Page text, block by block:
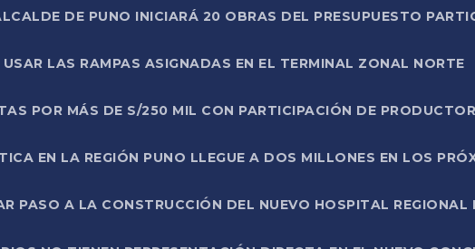
DE PUNO INICIARÁ 20 OBRAS DEL PRESUPUESTO
LAS RAMPAS ASIGNADAS EN EL TERMINAL ZONAL NORTE
POR MÁS DE S/250 MIL CON PARTICIPACIÓN DE
EN LA REGIÓN PUNO LLEGUE A DOS MILLONES EN LOS
PASO A LA CONSTRUCCIÓN DEL NUEVO HOSPITAL REGIONAL